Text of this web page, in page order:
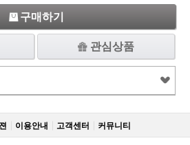
구매하기
관심상품
이용안내 고객센터 커뮤니티